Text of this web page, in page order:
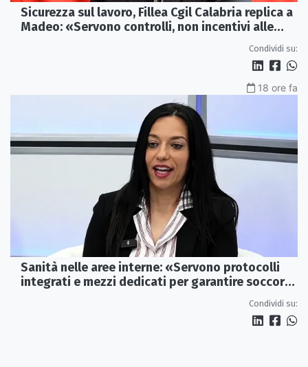
Sicurezza sul lavoro, Fillea Cgil Calabria replica a
Madeo: «Servono controlli, non incentivi alle
Condividi su:
18 ore fa
Sanità nelle aree interne: «Servono protocolli
integrati e mezzi dedicati per garantire soccorsi
Condividi su: